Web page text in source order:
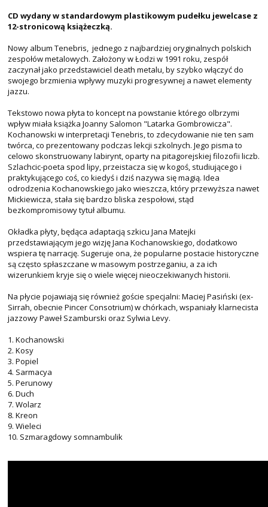
CD wydany w standardowym plastikowym pudełku jewelcase z
12-stronicową książeczką.
Nowy album Tenebris, jednego z najbardziej oryginalnych polskich
zespołów metalowych. Założony w Łodzi w 1991 roku, zespół
zaczynał jako przedstawiciel death metalu, by szybko włączyć do
swojego brzmienia wpływy muzyki progresywnej a nawet elementy
jazzu.
Tekstowo nowa płyta to koncept na powstanie którego olbrzymi
wpływ miała książka Joanny Salomon "Latarka Gombrowicza".
Kochanowski w interpretacji Tenebris, to zdecydowanie nie ten sam
twórca, co prezentowany podczas lekcji szkolnych. Jego pisma to
celowo skonstruowany labirynt, oparty na pitagorejskiej filozofii liczb.
Szlachcic-poeta spod lipy, przeistacza się w kogoś, studiującego i
praktykującego coś, co kiedyś i dziś nazywa się magią. Idea
odrodzenia Kochanowskiego jako wieszcza, który przewyższa nawet
Mickiewicza, stała się bardzo bliska zespołowi, stąd
bezkompromisowy tytuł albumu.
Okładka płyty, będąca adaptacją szkicu Jana Matejki
przedstawiającym jego wizję Jana Kochanowskiego, dodatkowo
wspiera tę narrację. Sugeruje ona, że popularne postacie historyczne
są często spłaszczane w masowym postrzeganiu, a za ich
wizerunkiem kryje się o wiele więcej nieoczekiwanych historii.
Na płycie pojawiają się również goście specjalni: Maciej Pasiński (ex-
Sirrah, obecnie Pincer Consotrium) w chórkach, wspaniały klarnecista
jazzowy Paweł Szamburski oraz Sylwia Levy.
1. Kochanowski
2. Kosy
3. Popiel
4. Sarmacya
5. Perunowy
6. Duch
7. Wolarz
8. Kreon
9. Wieleci
10. Szmaragdowy somnambulik